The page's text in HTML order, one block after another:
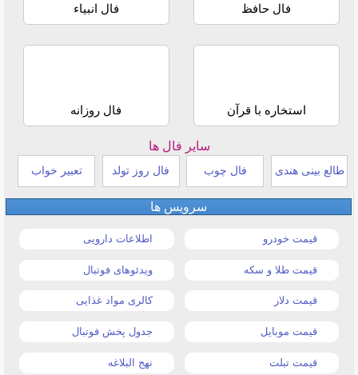
فال حافظ فال انبیاء
استخاره با قرآن فال روزانه
سایر فال ها
طالع بینی هندی فال چوب فال روز تولد تعبیر خواب
سرویس ها
قیمت خودرو اطلاعات دارویی
قیمت طلا و سکه ویدئوهای فوتبال
قیمت دلار کالری مواد غذایی
قیمت موبایل جدول پخش فوتبال
قیمت تبلت نهج البلاغه